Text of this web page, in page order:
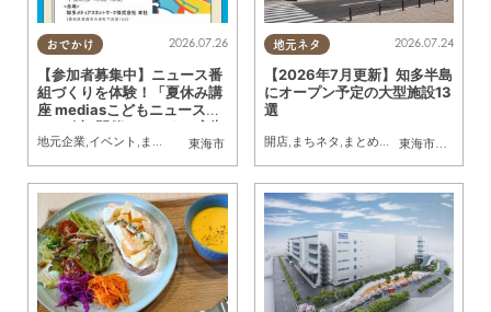
おでかけ
東海市
2026.07.26
【参加者募集中】ニュース番
組づくりを体験！「夏休み講
座 mediasこどもニュース」
8/22(土)開催／ちたまる広告
地元企業 イベント まちネタ ,ちたまる広告 ,親子
地元ネタ
東海市
,大府市
2026.07.24
【2026年7月更新】知多半島
にオープン予定の大型施設13
選
開店, まちネタ まとめ記事